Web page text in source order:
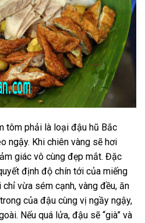
tôm phải là loại đậu hũ Bắc
ngậy. Khi chiên vàng sẽ hơi
giác vô cùng đẹp mắt. Đặc
định độ chín tới của miếng
vừa sém cạnh, vàng đều, ăn
của đậu cùng vị ngầy ngậy,
Nếu quá lửa, đậu sẽ “già” và